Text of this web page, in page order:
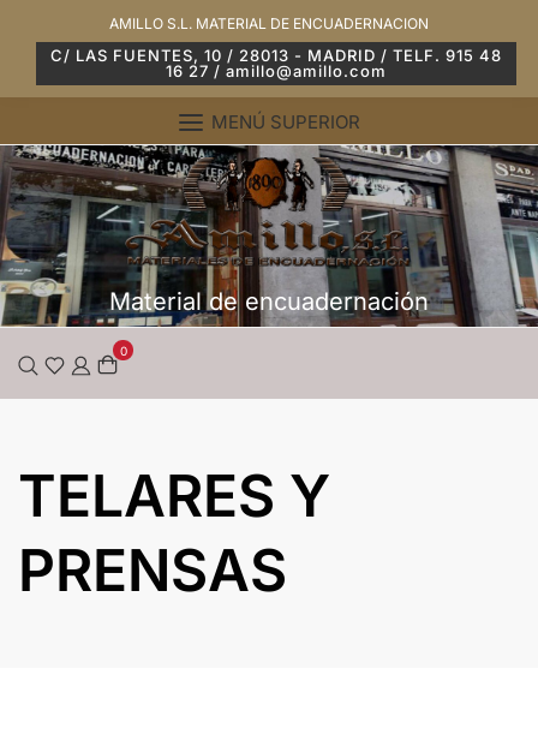
contenido
AMILLO S.L. MATERIAL DE ENCUADERNACION
C/ LAS FUENTES, 10 / 28013 - MADRID / TELF. 915 48
16 27 / amillo@amillo.com
MENÚ SUPERIOR
Material de encuadernación
0
TELARES Y
PRENSAS